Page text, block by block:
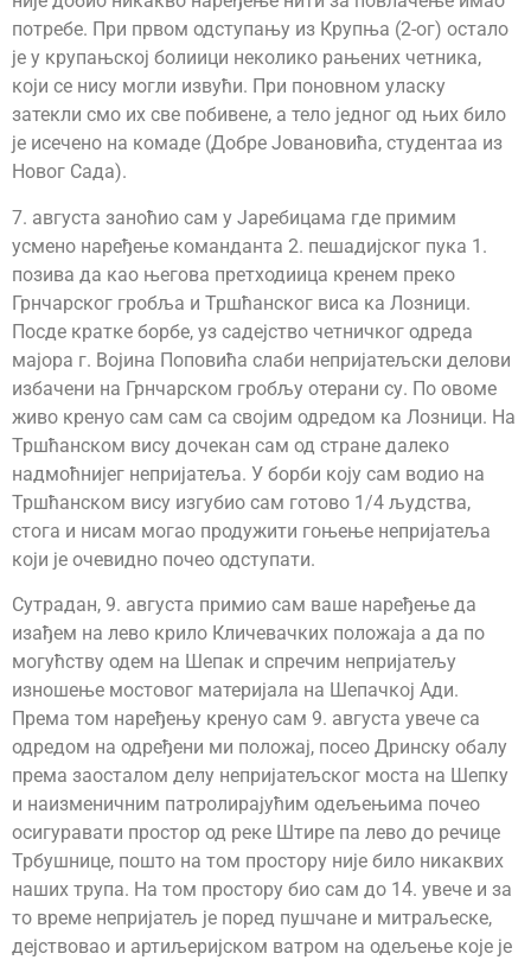
потребе. При првом одступању из Крупња (2-ог) остало
је у крупањској болиици неколико рањених четника,
који се нису могли извући. При поновном уласку
затекли смо их све побивене, а тело једног од њих било
је исечено на комаде (Добре Јовановића, студентаа из
Новог Сада).
7. августа заноћио сам у Јаребицама где примим
усмено наређење команданта 2. пешадијског пука 1.
позива да као његова претходиица кренем преко
Грнчарског гробља и Тршћанског виса ка Лозници.
Посде кратке борбе, уз садејство четничког одреда
мајора г. Војина Поповића слаби непријатељски делови
избачени на Грнчарском гробљу отерани су. По овоме
живо кренуо сам сам са својим одредом ка Лозници. На
Тршћанском вису дочекан сам од стране далеко
надмоћнијег непријатеља. У борби коју сам водио на
Тршћанском вису изгубио сам готово 1/4 људства,
стога и нисам могао продужити гоњење непријатеља
који је очевидно почео одступати.
Сутрадан, 9. августа примио сам ваше наређење да
изађем на лево крило Кличевачких положаја а да по
могућству одем на Шепак и спречим непријатељу
изношење мостовог материјала на Шепачкој Ади.
Према том наређењу кренуо сам 9. августа увече са
одредом на одређени ми положај, посео Дринску обалу
према заосталом делу непријатељског моста на Шепку
и наизменичним патролирајућим одељењима почео
осигуравати простор од реке Штире па лево до речице
Трбушнице, пошто на том простору није било никаквих
наших трупа. На том простору био сам до 14. увече и за
то време непријатељ је поред пушчане и митраљеске,
дејствовао и артиљеријском ватром на одељење које је